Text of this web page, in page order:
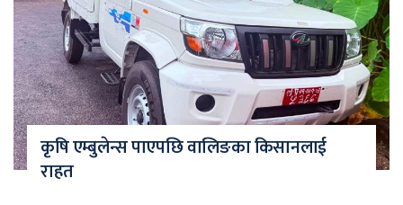
कृषि एम्बुलेन्स पाएपछि वालिङका किसानलाई
राहत